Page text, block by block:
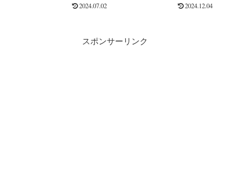
2024.07.02 2024.12.04
スポンサーリンク